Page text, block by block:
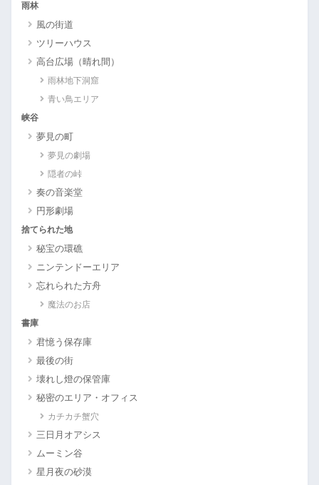
雨林
風の街道
ツリーハウス
高台広場（晴れ間）
雨林地下洞窟
青い鳥エリア
峡谷
夢見の町
夢見の劇場
隠者の峠
奏の音楽堂
円形劇場
捨てられた地
秘宝の環礁
ニンテンドーエリア
忘れられた方舟
魔法のお店
書庫
君憶う保存庫
最後の街
壊れし燈の保管庫
秘密のエリア・オフィス
カチカチ蟹穴
三日月オアシス
ムーミン谷
星月夜の砂漠